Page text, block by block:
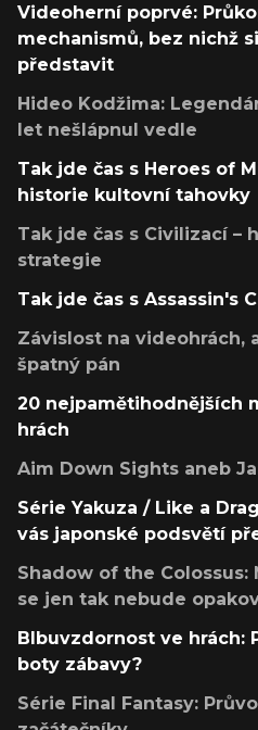
Videoherní poprvé:
mechanismů, bez nichž
představit
Hideo Kodžima:
let nešlápnul vedle
Tak jde čas s Heroes of
historie kultovní tahovky
Tak jde čas s Civilizací –
strategie
Tak jde čas s Assassin's
Závislost na videohrách,
špatný pán
20 nejpamětihodnějších
hrách
Aim Down Sights aneb
Série Yakuza / Like a
vás japonské podsvětí
Shadow of the
se jen tak nebude
Blbuvzdornost ve hrách:
boty zábavy?
Série Final Fantasy: